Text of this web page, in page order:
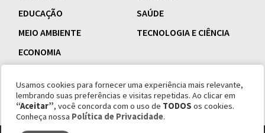
EDUCAÇÃO
SAÚDE
MEIO AMBIENTE
TECNOLOGIA E CIÊNCIA
ECONOMIA
Usamos cookies para fornecer uma experiência mais relevante,
lembrando suas preferências e visitas repetidas. Ao clicar em
“Aceitar”, você concorda com o uso de TODOS os cookies.
Conheça nossa Política de Privacidade.